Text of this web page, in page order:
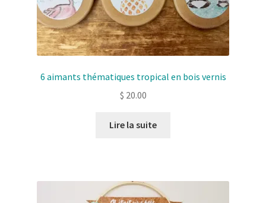
6 aimants thématiques tropical en bois vernis
$ 20.00
Lire la suite